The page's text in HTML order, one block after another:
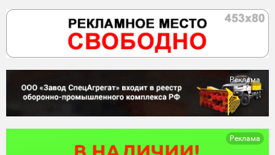
Реклама
Реклама